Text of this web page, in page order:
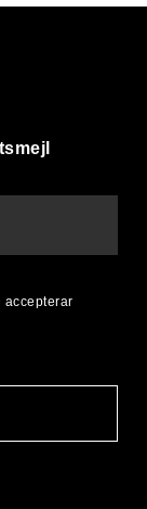
accepterar